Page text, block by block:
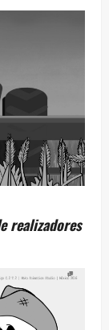
realizadores